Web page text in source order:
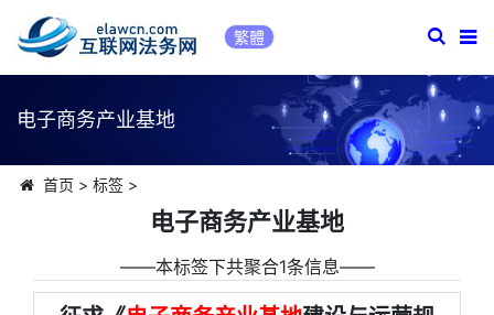
繁體
电子商务产业基地
首页 > 标签>
电子商务产业基地
――本标签下共聚合1条信息――